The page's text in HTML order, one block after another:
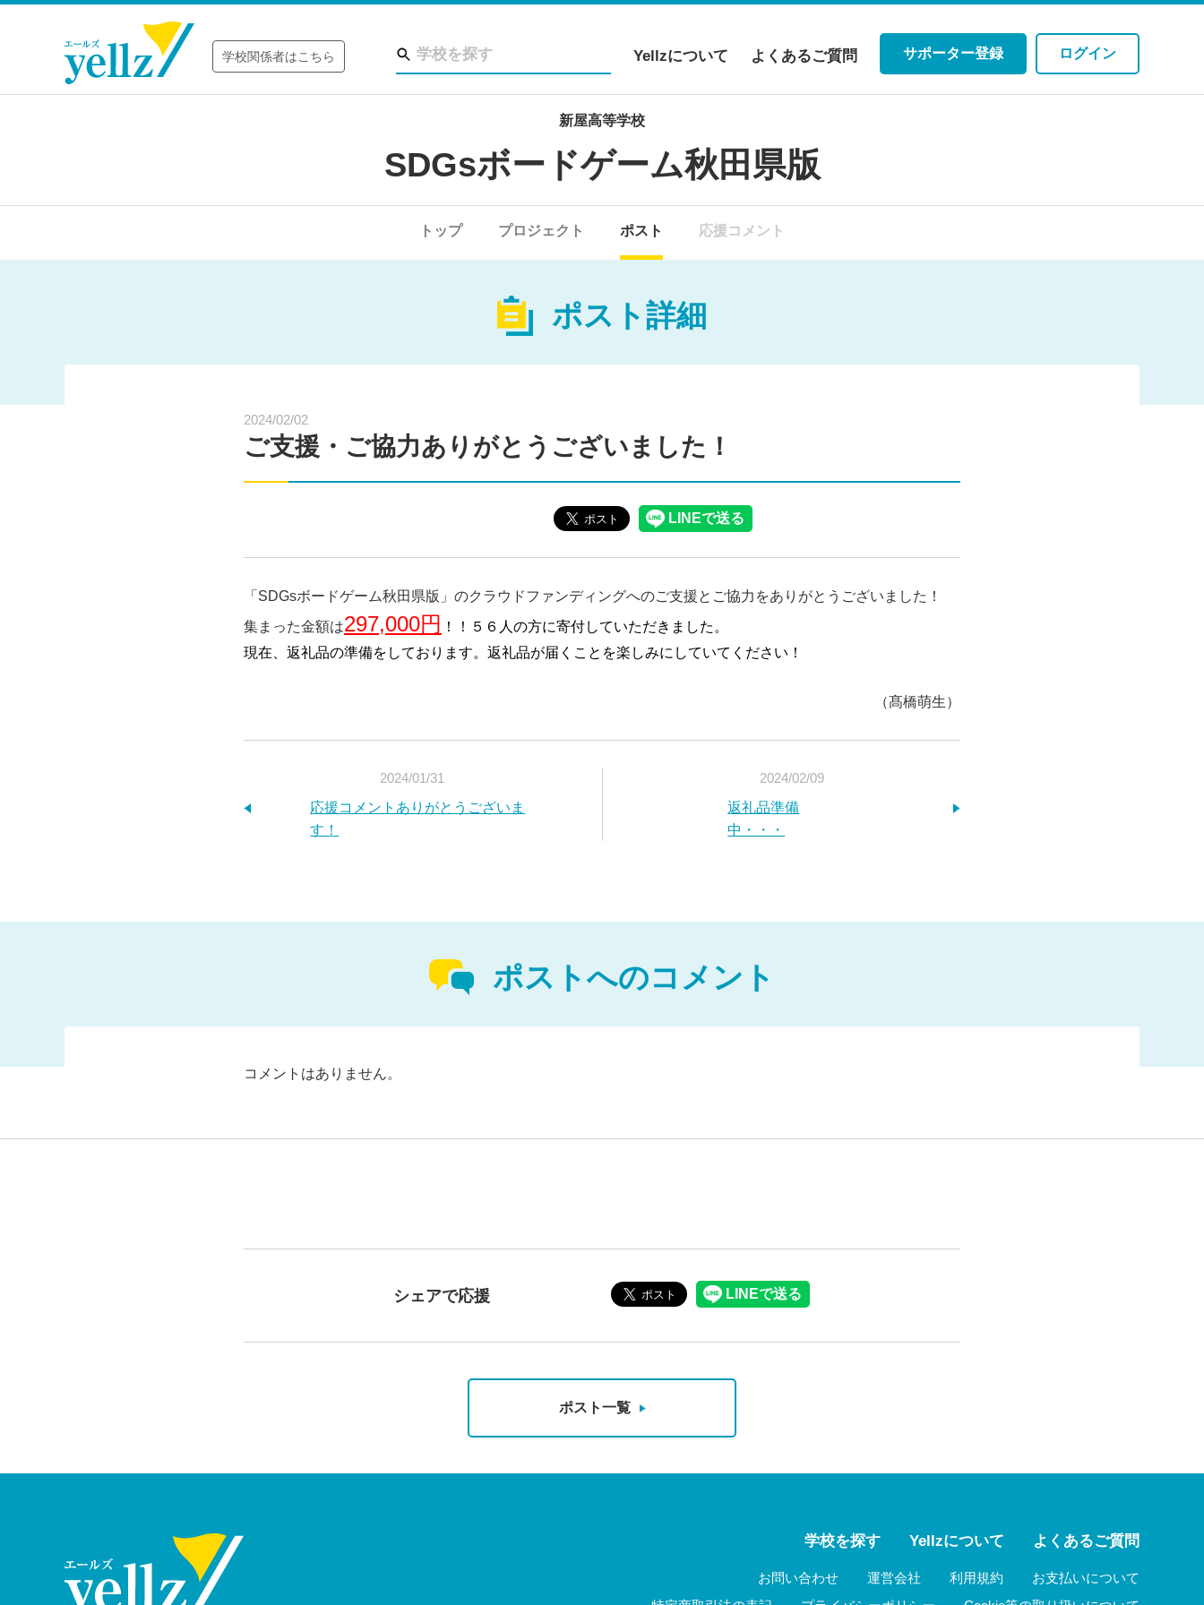
学校関係者はこちら Yellzについて よくあるご質問 サポーター登録 ログイン
新屋高等学校
SDGsボードゲーム秋田県版
トップ プロジェクト ポスト 応援コメント
ポスト詳細
2024/02/02
ご支援・ご協力ありがとうございました！
「SDGsボードゲーム秋田県版」のクラウドファンディングへのご支援とご協力をありがとうございました！
集まった金額は297,000円
！！５６人の方に寄付していただきました。
現在、返礼品の準備をしております。返礼品が届くことを楽しみにしていてください！
（髙橋萌生）
2024/01/31
応援コメントありがとうございま
す！
2024/02/09
返礼品準備
中・・・
ポストへのコメント
コメントはありません。
シェアで応援
ポスト一覧
学校を探す Yellzについて よくあるご質問
お問い合わせ 運営会社 利用規約
お支払いについて